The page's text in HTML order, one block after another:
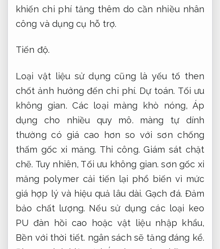
khiến chi phí tăng thêm do cần nhiều nhân
công và dụng cụ hỗ trợ.
Tiến độ.
Loại vật liệu sử dụng cũng là yếu tố then
chốt ảnh hưởng đến chi phí. Dự toán. Tối ưu
không gian. Các loại màng khò nóng, Áp
dụng cho nhiều quy mô. màng tự dính
thường có giá cao hơn so với sơn chống
thấm gốc xi măng. Thi công. Giám sát chặt
chẽ. Tuy nhiên, Tối ưu không gian. sơn gốc xi
măng polymer cải tiến lại phổ biến vì mức
giá hợp lý và hiệu quả lâu dài.Gạch đá. Đảm
bảo chất lượng. Nếu sử dụng các loại keo
PU đàn hồi cao hoặc vật liệu nhập khẩu,
Bền với thời tiết. ngân sách sẽ tăng đáng kể.